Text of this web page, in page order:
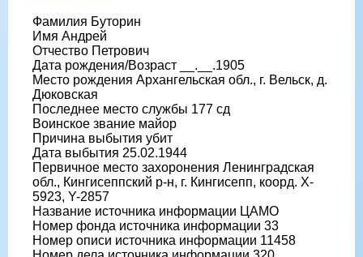
Фамилия Буторин
Имя Андрей
Отчество Петрович
Дата рождения/Возраст __.__.1905
Место рождения Архангельская обл., г. Вельск, д.
Дюковская
Последнее место службы 177 сд
Воинское звание майор
Причина выбытия убит
Дата выбытия 25.02.1944
Первичное место захоронения Ленинградская
обл., Кингисеппский р-н, г. Кингисепп, коорд. X-
5923, Y-2857
Название источника информации ЦАМО
Номер фонда источника информации 33
Номер описи источника информации 11458